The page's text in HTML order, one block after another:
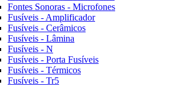
Fontes Sonoras - Microfones
Fusíveis - Amplificador
Fusíveis - Cerâmicos
Fusíveis - Lâmina
Fusíveis - N
Fusíveis - Porta Fusíveis
Fusíveis - Térmicos
Fusíveis - Tr5